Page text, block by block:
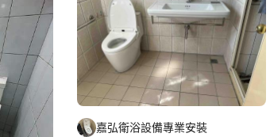
嘉弘衛浴設備專業安裝